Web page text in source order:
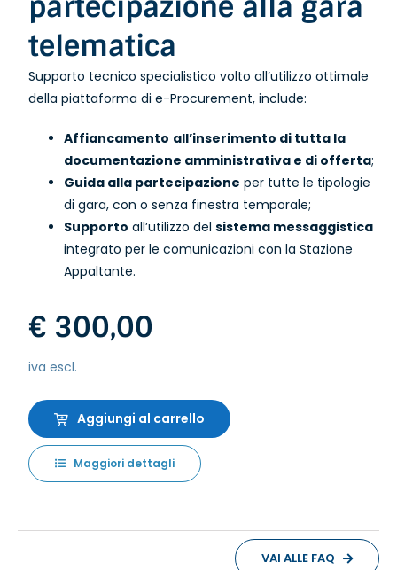
telematica
Supporto tecnico specialistico volto all’utilizzo ottimale
della piattaforma di e-Procurement, include:
Affiancamento all’inserimento di tutta la
documentazione amministrativa e di offerta;
Guida alla partecipazione per tutte le tipologie
di gara, con o senza finestra temporale;
Supporto all’utilizzo delsistema messaggistica
integrato per le comunicazioni con la Stazione
Appaltante.
€ 300,00
iva escl.
Aggiungi al carrello
Maggiori dettagli
VAI ALLE FAQ